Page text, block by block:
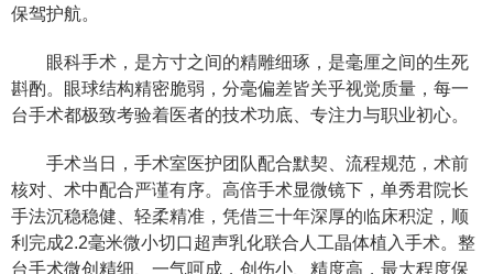
保驾护航。
眼科手术，是方寸之间的精雕细琢，是毫厘之间的生死
斟酌。眼球结构精密脆弱，分毫偏差皆关乎视觉质量，每一
台手术都极致考验着医者的技术功底、专注力与职业初心。
手术当日，手术室医护团队配合默契、流程规范，术前
核对、术中配合严谨有序。高倍手术显微镜下，单秀君院长
手法沉稳稳健、轻柔精准，凭借三十年深厚的临床积淀，顺
利完成2.2毫米微小切口超声乳化联合人工晶体植入手术。整
台手术微创精细、一气呵成，创伤小、精度高，最大程度保